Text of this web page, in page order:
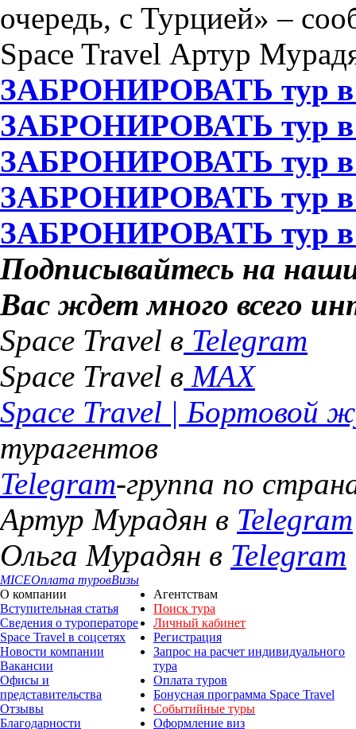
очередь, c Турцией» –
Space Travel Артур
ЗАБРОНИРОВАТЬ тур
ЗАБРОНИРОВАТЬ тур
ЗАБРОНИРОВАТЬ тур
ЗАБРОНИРОВАТЬ тур
ЗАБРОНИРОВАТЬ
Подписывайтесь на
Вас ждет много всего
Space Travel в Telegram
Space Travel в MAX
Space Travel | Бортовой
турагентов
Telegram-группа по
Артур Мурадян в Telegram
Ольга Мурадян в Telegram
MICEОплата туровВизы
О компании
Вступительная статья
Сведения о туроператоре
Space Travel в соцсетях
Новости компании
Вакансии
Офисы и
представительства
Отзывы
Благодарности
Агентствам
Поиск тура
Личный кабинет
Регистрация
Запрос на расчет индивидуального
тура
Оплата туров
Бонусная программа Space Travel
Событийные туры
Оформление виз